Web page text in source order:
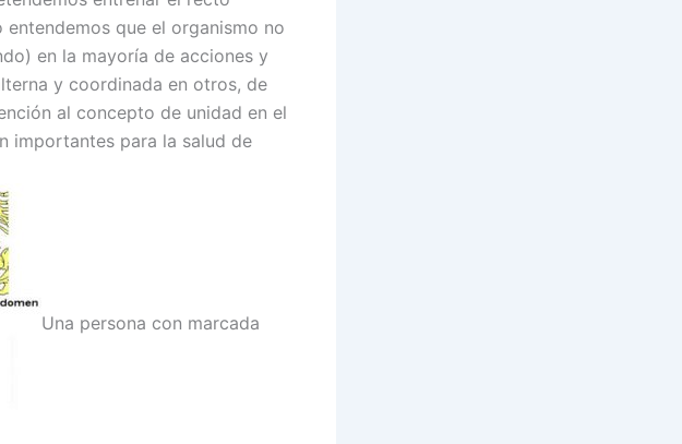
que el organismo no
en la mayoría de acciones y
y coordinada en otros, de
al concepto de unidad en el
importantes para la salud de
Una persona con marcada